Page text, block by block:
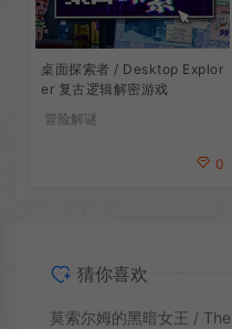
桌面探索者 / Desktop Explor
er 复古逻辑解密游戏
冒险解谜
0
猜你喜欢